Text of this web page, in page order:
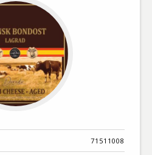
71511008